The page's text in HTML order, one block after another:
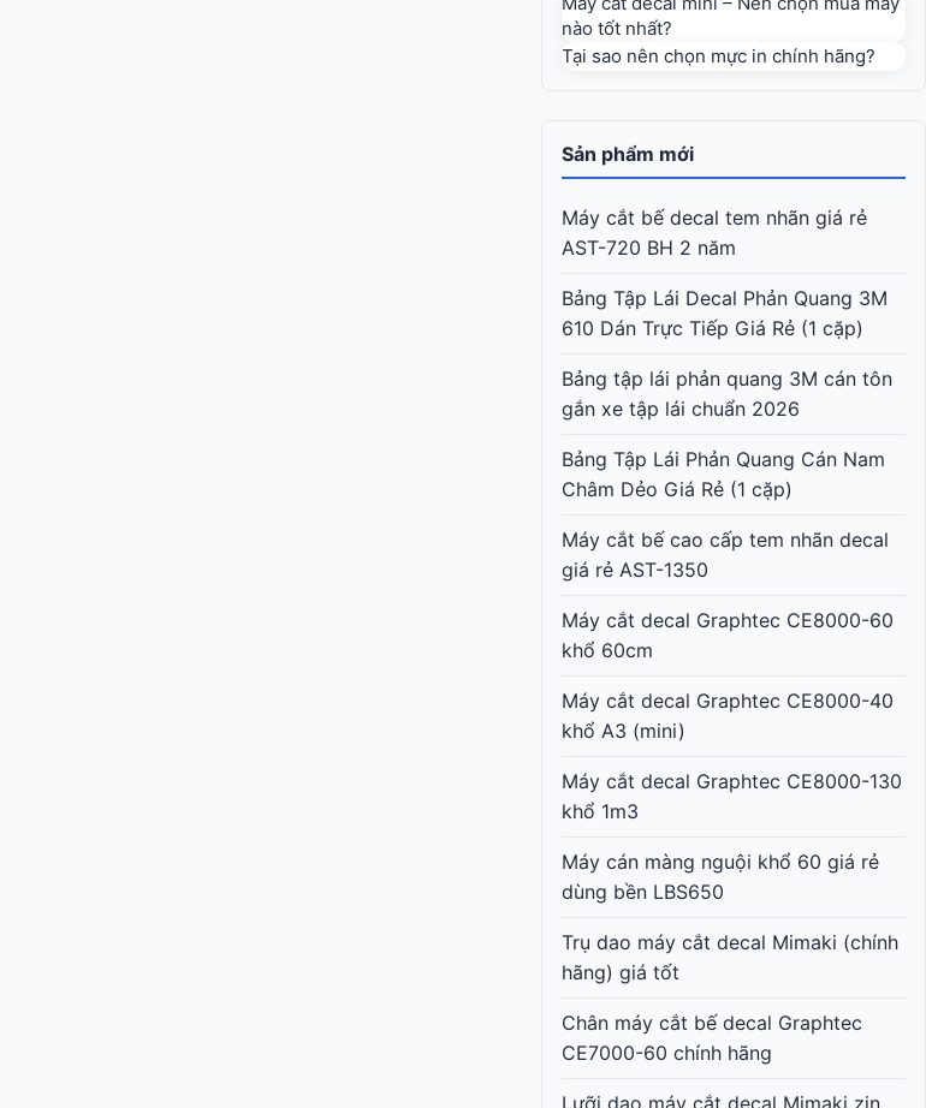
nào tốt nhất?
Tại sao nên chọn mực in chính hãng?
Sản phẩm mới
Máy cắt bế decal tem nhãn giá rẻ
AST-720 BH 2 năm
Bảng Tập Lái Decal Phản Quang 3M
610 Dán Trực Tiếp Giá Rẻ (1 cặp)
Bảng tập lái phản quang 3M cán tôn
gắn xe tập lái chuẩn 2026
Bảng Tập Lái Phản Quang Cán Nam
Châm Dẻo Giá Rẻ (1 cặp)
Máy cắt bế cao cấp tem nhãn decal
giá rẻ AST-1350
Máy cắt decal Graphtec CE8000-60
khổ 60cm
Máy cắt decal Graphtec CE8000-40
khổ A3 (mini)
Máy cắt decal Graphtec CE8000-130
khổ 1m3
Máy cán màng nguội khổ 60 giá rẻ
dùng bền LBS650
Trụ dao máy cắt decal Mimaki (chính
hãng) giá tốt
Chân máy cắt bế decal Graphtec
CE7000-60 chính hãng
Lưỡi dao máy cắt decal Mimaki zin